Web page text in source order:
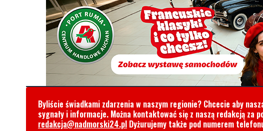
Byliście świadkami zdarzenia w naszym regionie? Chcecie aby
sygnały i informacje. Można kontaktować się z naszą redakcją za
redakcja@nadmorski24.pl Dyżurujemy także pod numerem